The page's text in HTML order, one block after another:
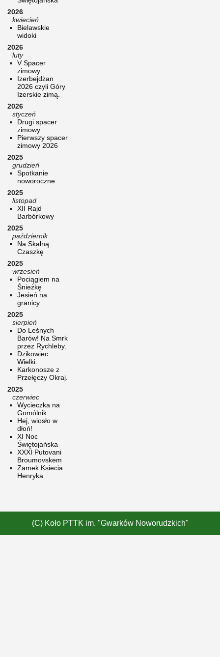
2026
kwiecień
Bielawskie
widoki
2026
luty
V Spacer
zimowy
Izerbejdżan
2026 czyli Góry
Izerskie zimą.
2026
styczeń
Drugi spacer
zimowy
Pierwszy spacer
zimowy 2026
2025
grudzień
Spotkanie
noworoczne
2025
listopad
XII Rajd
Barbórkowy
2025
październik
Na Skalną
Czaszkę
2025
wrzesień
Pociągiem na
Śnieżkę
Jesień na
granicy
2025
sierpień
Do Leśnych
Barów! Na Smrk
przez Rychleby.
Dzikowiec
Wielki.
Karkonosze z
Przełęczy Okraj.
2025
czerwiec
Wycieczka na
Gomólnik
Hej, wiosło w
dłoń!
XI Noc
Świętojańska
XXXI Putovani
Broumovskem
Zamek Ksiecia
Henryka
(C) Koło PTTK im. "Gwarków Noworudzkich"